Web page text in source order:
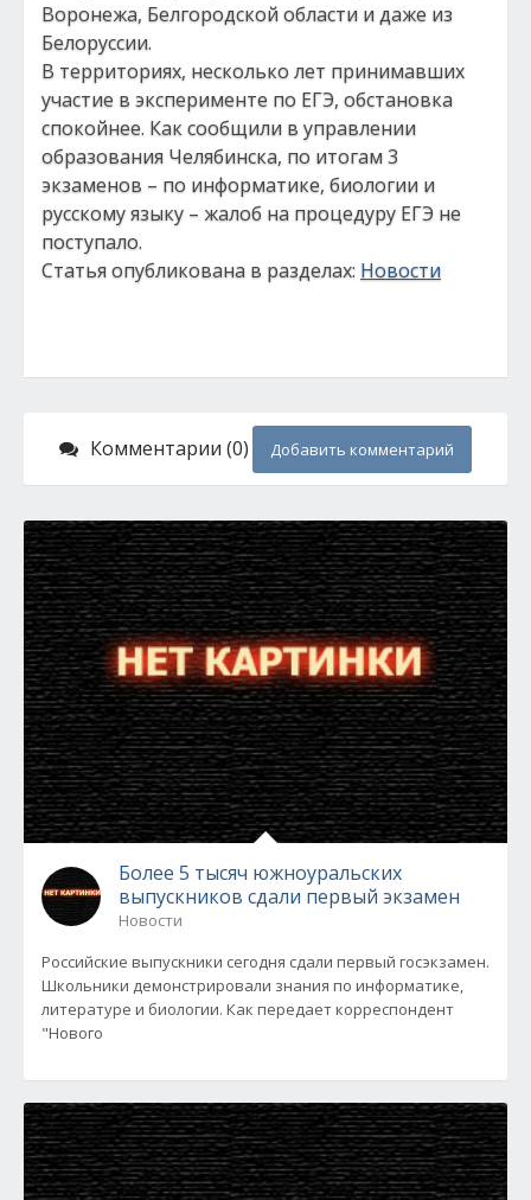
Воронежа, Белгородской области и даже из
Белоруссии.
В территориях, несколько лет принимавших
участие в эксперименте по ЕГЭ, обстановка
спокойнее. Как сообщили в управлении
образования Челябинска, по итогам 3
экзаменов – по информатике, биологии и
русскому языку – жалоб на процедуру ЕГЭ не
поступало.
Статья опубликована в разделах: Новости
Комментарии (0) Добавить комментарий
Более 5 тысяч южноуральских
выпускников сдали первый экзамен
Новости
Российские выпускники сегодня сдали первый госэкзамен.
Школьники демонстрировали знания по информатике,
литературе и биологии. Как передает корреспондент
"Нового